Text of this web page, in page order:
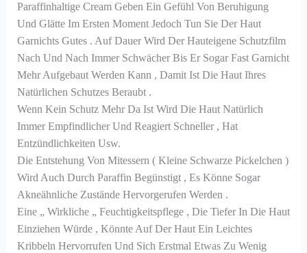
Paraffinhaltige Cream Geben Ein Gefühl Von Beruhigung
Und Glätte Im Ersten Moment Jedoch Tun Sie Der Haut
Garnichts Gutes . Auf Dauer Wird Der Hauteigene Schutzfilm
Nach Und Nach Immer Schwächer Bis Er Sogar Fast Garnicht
Mehr Aufgebaut Werden Kann , Damit Ist Die Haut Ihres
Natürlichen Schutzes Beraubt .
Wenn Kein Schutz Mehr Da Ist Wird Die Haut Natürlich
Immer Empfindlicher Und Reagiert Schneller , Hat
Entzündlichkeiten Usw.
Die Entstehung Von Mitessern ( Kleine Schwarze Pickelchen )
Wird Auch Durch Paraffin Begünstigt , Es Könne Sogar
Akneähnliche Zustände Hervorgerufen Werden .
Eine „ Wirkliche „ Feuchtigkeitspflege , Die Tiefer In Die Haut
Einziehen Würde , Könnte Auf Der Haut Ein Leichtes
Kribbeln Hervorrufen Und Sich Erstmal Etwas Zu Wenig